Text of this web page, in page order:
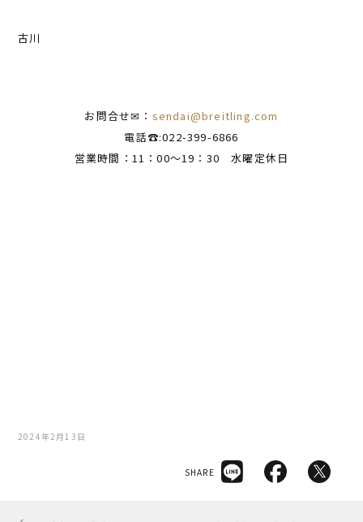
古川
お問合せ✉： sendai@breitling.com
電話☎:022-399-6866
営業時間：11：00～19：30 水曜定休日
2024年2月13日
SHARE